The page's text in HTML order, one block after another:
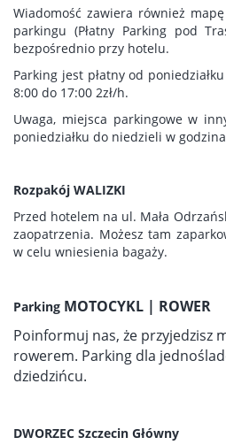
Wiadomość zawiera również
parkingu (Płatny Parking pod
bezpośrednio przy hotelu.
Parking jest płatny od
8:00 do 17:00 2zł/h.
Uwaga, miejsca parkingowe w
poniedziałku do niedzieli w
Rozpakój WALIZKI
Przed hotelem na ul. Mała
zaopatrzenia. Możesz tam
w celu wniesienia bagaży.
Parking MOTOCYKL | ROWER
Poinformuj nas, że przyjedzisz
rowerem. Parking dla
dziedzińcu.
DWORZEC Szczecin Główny